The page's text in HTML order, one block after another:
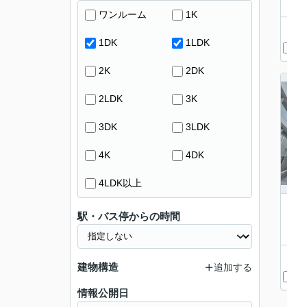
ワンルーム 1K
1DK 1LDK
2K 2DK
2LDK 3K
3DK 3LDK
4K 4DK
4LDK以上
駅・バス停からの時間
建物構造 追加する
情報公開日